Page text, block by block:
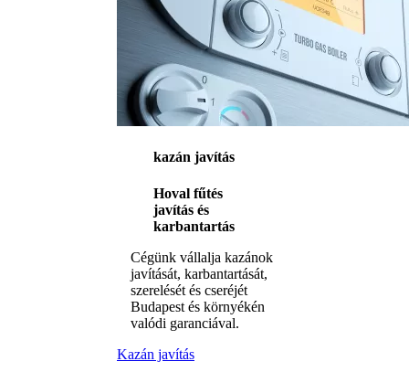
kazán javítás
Hoval fűtés
javítás és
karbantartás
Cégünk vállalja kazánok
javítását, karbantartását,
szerelését és cseréjét
Budapest és környékén
valódi garanciával.
Kazán javítás